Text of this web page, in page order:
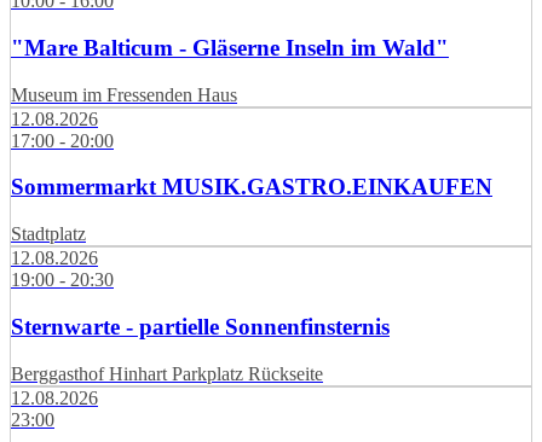
"Mare Balticum - Gläserne Inseln im Wald"
Museum im Fressenden Haus
12.08.2026
17:00 - 20:00
Sommermarkt MUSIK.GASTRO.EINKAUFEN
Stadtplatz
12.08.2026
19:00 - 20:30
Sternwarte - partielle Sonnenfinsternis
Berggasthof Hinhart Parkplatz Rückseite
12.08.2026
23:00